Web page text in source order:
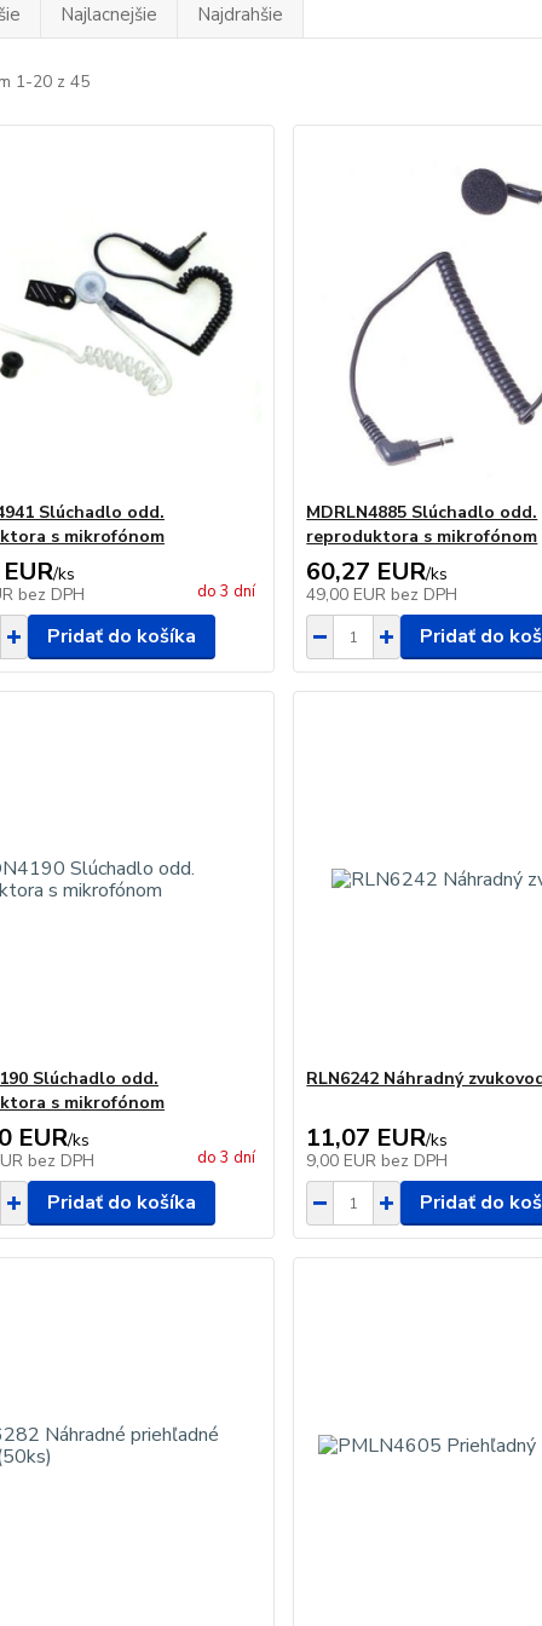
Najlacnejšie Najdrahšie
1-20 z 45
Slúchadlo odd.
s mikrofónom
/ks
bez DPH do 3 dní
Pridať do košíka
MDRLN4885 Slúchadlo odd.
reproduktora s mikrofónom
60,27 EUR/ks
49,00 EUR bez DPH
Pridať do
Slúchadlo odd.
s mikrofónom
EUR/ks
bez DPH do 3 dní
Pridať do košíka
RLN6242 Náhradný
11,07 EUR/ks
9,00 EUR bez DPH
Pridať do